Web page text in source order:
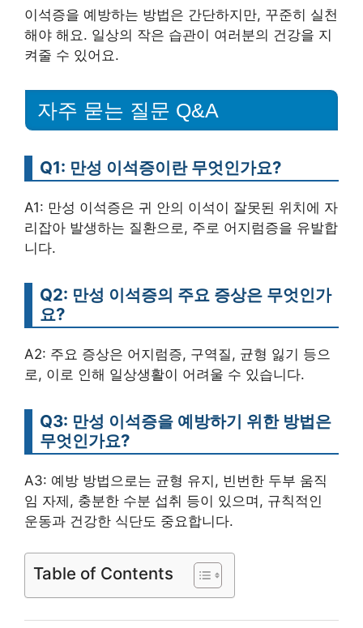
이석증을 예방하는 방법은 간단하지만, 꾸준히 실천
해야 해요. 일상의 작은 습관이 여러분의 건강을 지
켜줄 수 있어요.
자주 묻는 질문 Q&A
Q1: 만성 이석증이란 무엇인가요?
A1: 만성 이석증은 귀 안의 이석이 잘못된 위치에 자
리잡아 발생하는 질환으로, 주로 어지럼증을 유발합
니다.
Q2: 만성 이석증의 주요 증상은 무엇인가
요?
A2: 주요 증상은 어지럼증, 구역질, 균형 잃기 등으
로, 이로 인해 일상생활이 어려울 수 있습니다.
Q3: 만성 이석증을 예방하기 위한 방법은
무엇인가요?
A3: 예방 방법으로는 균형 유지, 빈번한 두부 움직
임 자제, 충분한 수분 섭취 등이 있으며, 규칙적인
운동과 건강한 식단도 중요합니다.
Table of Contents